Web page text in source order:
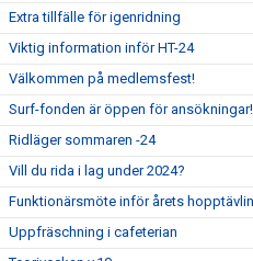
Extra tillfälle för igenridning
Viktig information inför HT-24
Välkommen på medlemsfest!
Surf-fonden är öppen för ansökningar!
Ridläger sommaren -24
Vill du rida i lag under 2024?
Funktionärsmöte inför årets
Uppfräschning i cafeterian